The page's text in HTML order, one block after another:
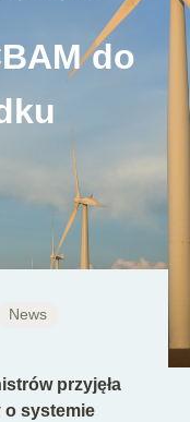
do
News
przyjęła
o systemie